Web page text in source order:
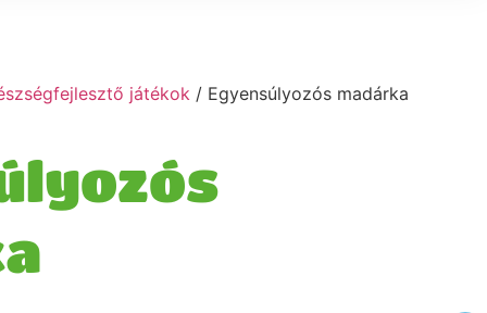
játékok / Egyensúlyozós madárka